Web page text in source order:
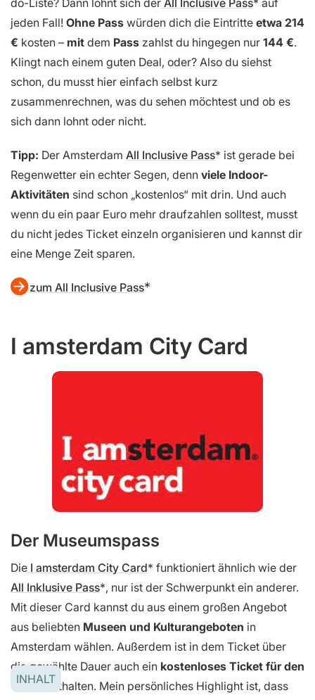
do-Liste? Dann lohnt sich der All Inclusive Pass auf
jeden Fall! Ohne Pass würden dich die Eintritte etwa 214
€ kosten – mit dem Pass zahlst du hingegen nur 144 €.
Klingt nach einem guten Deal, oder? Also du siehst
schon, du musst hier einfach selbst kurz
zusammenrechnen, was du sehen möchtest und ob es
sich dann lohnt oder nicht.
Tipp: Der Amsterdam All Inclusive Pass
ist gerade bei
Regenwetter ein echter Segen, denn viele Indoor-
Aktivitäten sind schon „kostenlos“ mit drin. Und auch
wenn du ein paar Euro mehr draufzahlen solltest, musst
du nicht jedes Ticket einzeln organisieren und kannst dir
eine Menge Zeit sparen.
zum All Inclusive Pass
I amsterdam City Card
Der Museumspass
Die I amsterdam City Card
funktioniert ähnlich wie der
All Inklusive Pass , nur ist der Schwerpunkt ein anderer.
Mit dieser Card kannst du aus einem großen Angebot
aus beliebten Museen und Kulturangeboten in
Amsterdam wählen. Außerdem ist in dem Ticket über
die gewählte Dauer auch ein kostenloses Ticket für den
ÖPNVenthalten. Mein persönliches Highlight ist, dass
INHALT